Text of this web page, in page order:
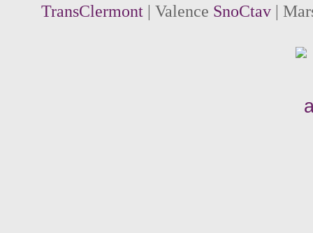
TransClermont| Valence SnoCtav|